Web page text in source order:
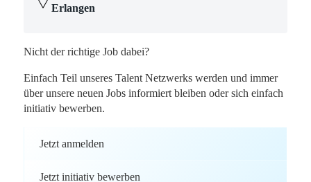
Erlangen
Nicht der richtige Job dabei?
Einfach Teil unseres Talent Netzwerks werden und immer
über unsere neuen Jobs informiert bleiben oder sich einfach
initiativ bewerben.
Jetzt anmelden
Jetzt initiativ bewerben